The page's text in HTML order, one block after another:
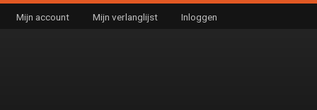
Mijn account Mijn verlanglijst Inloggen